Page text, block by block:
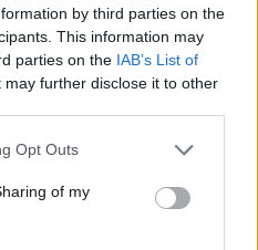
by third parties on the
This information may
parties on the IAB’s List of
may further disclose it to other
uses one or more Google
behaviour. You may click to
and its third-party tags to
purposes in below Google
Opt Outs
of my
ΣΑΣ